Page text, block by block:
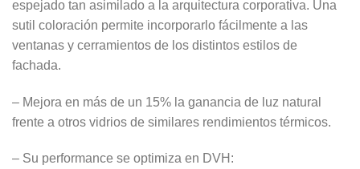
espejado tan asimilado a la arquitectura corporativa. Una
sutil coloración permite incorporarlo fácilmente a las
ventanas y cerramientos de los distintos estilos de
fachada.
– Mejora en más de un 15% la ganancia de luz natural
frente a otros vidrios de similares rendimientos térmicos.
– Su performance se optimiza en DVH: